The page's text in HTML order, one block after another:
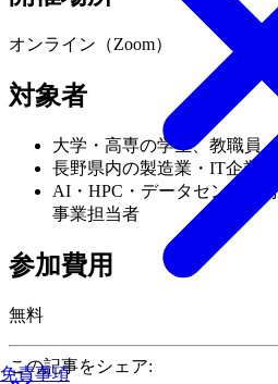
免責事項
オンライン（Zoom）
対象者
大学・高専の学生、教職員
長野県内の製造業・IT企業
AI・HPC・データセンター
事業担当者
参加費用
無料
この記事をシェア: